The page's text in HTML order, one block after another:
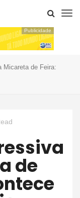
Publicidade
Micareta de Feira:
de